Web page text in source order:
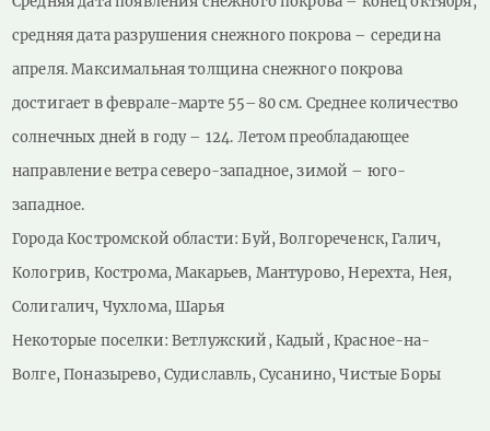
средняя дата разрушения снежного покрова – середина
апреля. Максимальная толщина снежного покрова
достигает в феврале-марте 55–80 см. Среднее количество
солнечных дней в году – 124. Летом преобладающее
направление ветра северо-западное, зимой – юго-
западное.
Города Костромской области: Буй, Волгореченск, Галич,
Кологрив, Кострома, Макарьев, Мантурово, Нерехта, Нея,
Солигалич, Чухлома, Шарья
Некоторые поселки: Ветлужский, Кадый, Красное-на-
Волге, Поназырево, Судиславль, Сусанино, Чистые Боры